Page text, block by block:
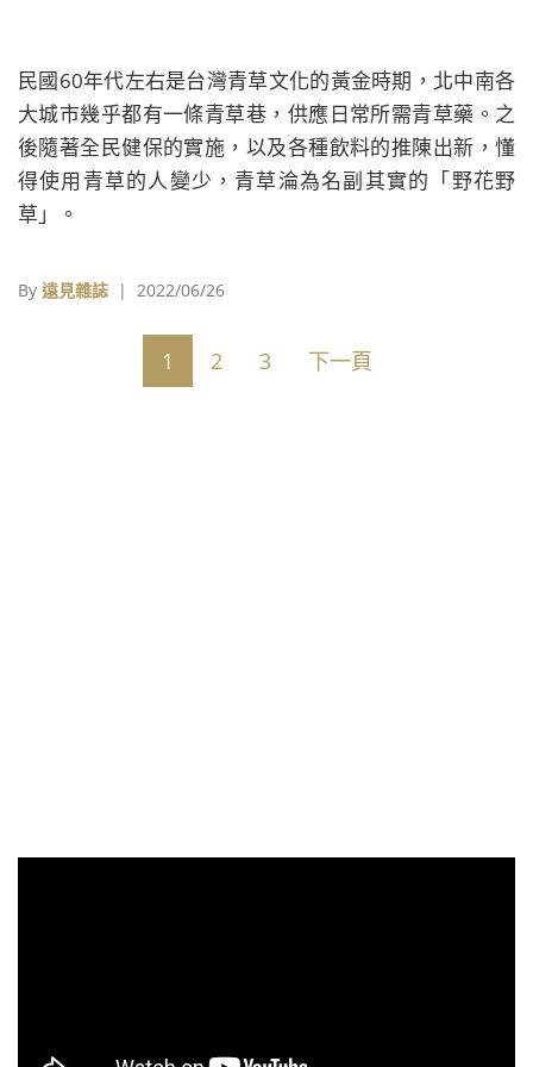
民國60年代左右是台灣青草文化的黃金時期，北中南各
大城市幾乎都有一條青草巷，供應日常所需青草藥。之
後隨著全民健保的實施，以及各種飲料的推陳出新，懂
得使用青草的人變少，青草淪為名副其實的「野花野
草」。
By 遠見雜誌 | 2022/06/26
1 2 3 下一頁